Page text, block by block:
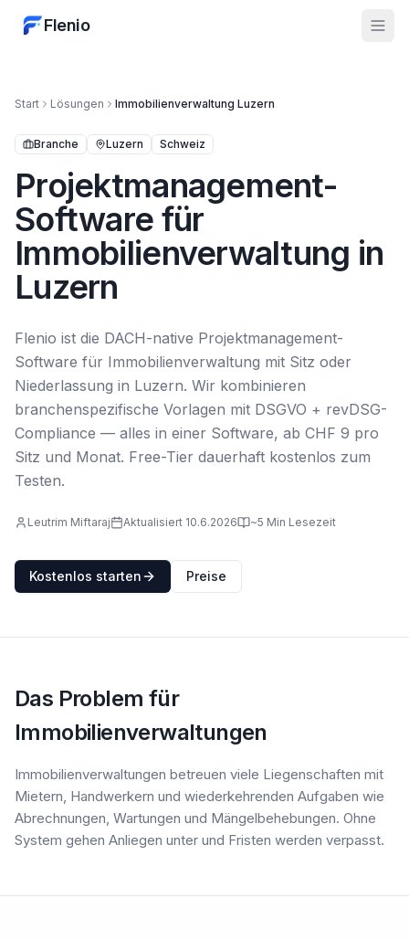
Flenio
Start Lösungen Immobilienverwaltung Luzern
Branche Luzern Schweiz
Projektmanagement-
Software für
Immobilienverwaltung in
Luzern
Flenio ist die DACH-native Projektmanagement-
Software für Immobilienverwaltung mit Sitz oder
Niederlassung in Luzern. Wir kombinieren
branchenspezifische Vorlagen mit DSGVO + revDSG-
Compliance — alles in einer Software, ab CHF 9 pro
Sitz und Monat. Free-Tier dauerhaft kostenlos zum
Testen.
Leutrim Miftaraj Aktualisiert 10.6.2026 ~5 Min Lesezeit
Kostenlos starten Preise
Das Problem für
Immobilienverwaltungen
Immobilienverwaltungen betreuen viele Liegenschaften mit
Mietern, Handwerkern und wiederkehrenden Aufgaben wie
Abrechnungen, Wartungen und Mängelbehebungen. Ohne
System gehen Anliegen unter und Fristen werden verpasst.